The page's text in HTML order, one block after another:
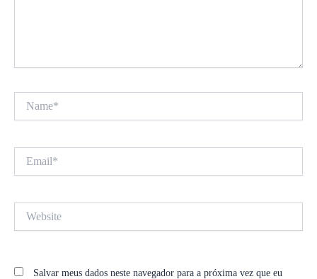
Salvar meus dados neste navegador para a próxima vez que eu